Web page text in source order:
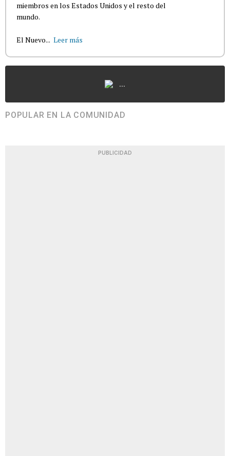
miembros en los Estados Unidos y el resto del
mundo.
El Nuevo... Leer más
...
POPULAR EN LA COMUNIDAD
PUBLICIDAD